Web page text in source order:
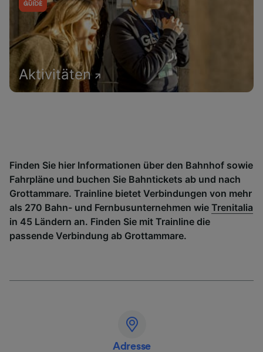
Aktivitäten
Finden Sie hier Informationen über den Bahnhof sowie
Fahrpläne und buchen Sie Bahntickets ab und nach
Grottammare. Trainline bietet Verbindungen von mehr
als 270 Bahn- und Fernbusunternehmen wie Trenitalia
in 45 Ländern an. Finden Sie mit Trainline die
passende Verbindung ab Grottammare.
Adresse